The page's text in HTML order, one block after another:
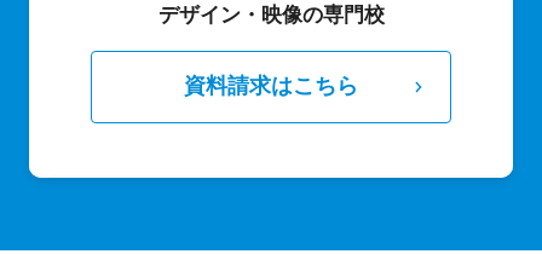
デザイン・映像の専門校
資料請求はこちら